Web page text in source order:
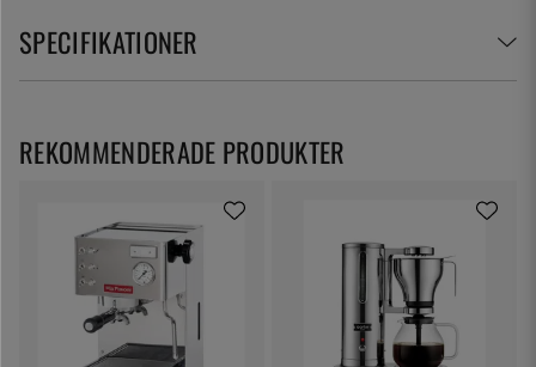
SPECIFIKATIONER
REKOMMENDERADE PRODUKTER